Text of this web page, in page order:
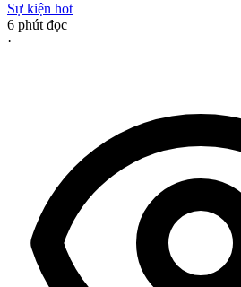
Sự kiện hot
6 phút đọc
·